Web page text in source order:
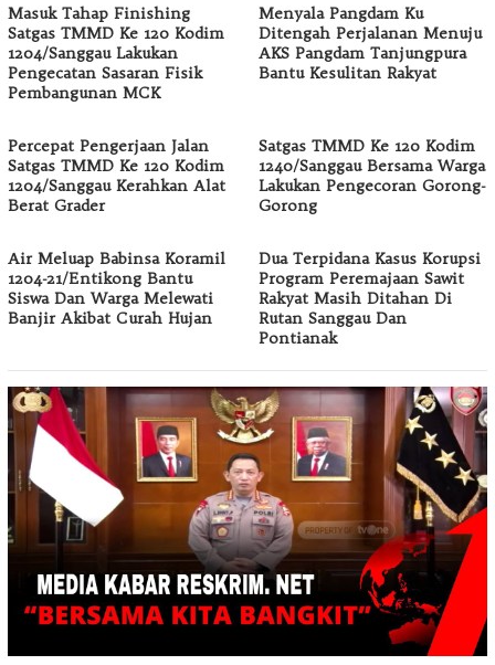
Masuk Tahap Finishing
Satgas TMMD Ke 120 Kodim
1204/Sanggau Lakukan
Pengecatan Sasaran Fisik
Pembangunan MCK
Menyala Pangdam Ku
Ditengah Perjalanan Menuju
AKS Pangdam Tanjungpura
Bantu Kesulitan Rakyat
Percepat Pengerjaan Jalan
Satgas TMMD Ke 120 Kodim
1204/Sanggau Kerahkan Alat
Berat Grader
Satgas TMMD Ke 120 Kodim
1240/Sanggau Bersama Warga
Lakukan Pengecoran Gorong-
Gorong
Air Meluap Babinsa Koramil
1204-21/Entikong Bantu
Siswa Dan Warga Melewati
Banjir Akibat Curah Hujan
Dua Terpidana Kasus Korupsi
Program Peremajaan Sawit
Rakyat Masih Ditahan Di
Rutan Sanggau Dan
Pontianak